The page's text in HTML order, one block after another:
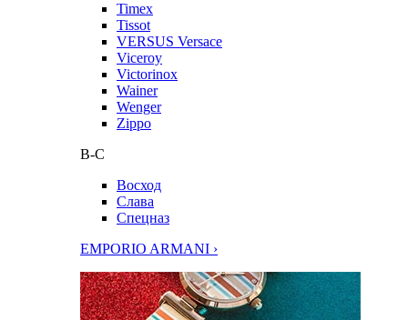
Timex
Tissot
VERSUS Versace
Viceroy
Victorinox
Wainer
Wenger
Zippo
В-С
Восход
Слава
Спецназ
EMPORIO ARMANI ›